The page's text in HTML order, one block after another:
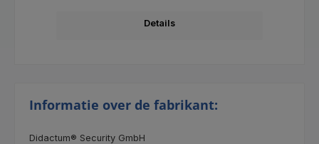
Details
Informatie over de fabrikant:
Didactum® Security GmbH